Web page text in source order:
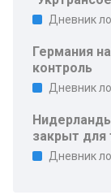
Дневник
Германия
контроль
Дневник
закрыт для
Дневник